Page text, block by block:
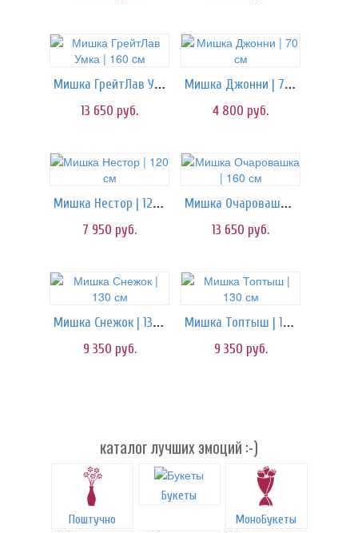
Мишка ГрейтЛав Умка | 160 cм
13 650 руб.
Мишка Джонни | 70 см
4 800 руб.
Мишка Нестор | 120 см
7 950 руб.
Мишка Очаровашка | 160 см
13 650 руб.
Мишка Снежок | 130 см
9 350 руб.
Мишка Топтыш | 130 см
9 350 руб.
каталог лучших эмоций :-)
Поштучно
Букеты
МоноБукеты